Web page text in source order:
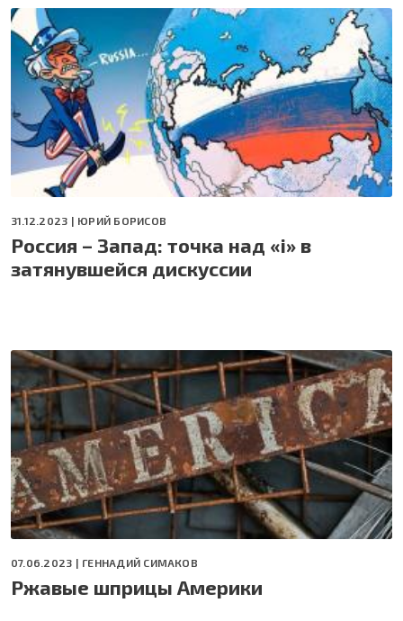
31.12.2023 | ЮРИЙ БОРИСОВ
Россия – Запад: точка над «i» в
затянувшейся дискуссии
07.06.2023 | ГЕННАДИЙ СИМАКОВ
Ржавые шприцы Америки